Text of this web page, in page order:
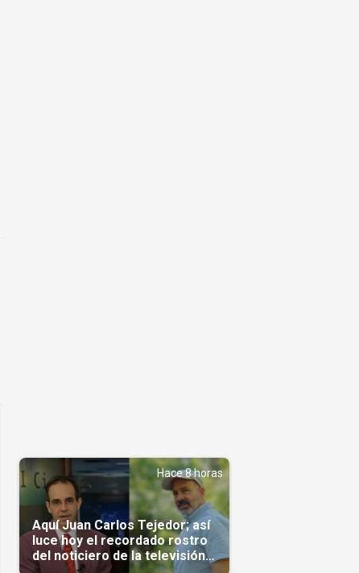
Hace 8 horas
Aquí Juan Carlos Tejedor; así
luce hoy el recordado rostro
del noticiero de la televisión